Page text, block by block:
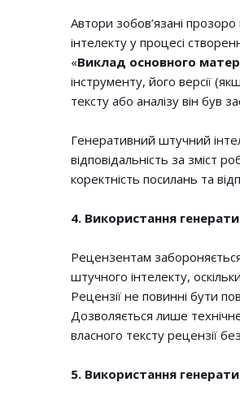
Автори зобов’язані
інтелекту у процесі
«Виклад основного
інструменту, його версії
тексту або аналізу він був
Генеративний штучний
відповідальність за зміст
коректність посилань та
4. Використання
Рецензентам
штучного інтелекту,
Рецензії не повинні бути
Дозволяється лише
власного тексту рецензії
5. Використання